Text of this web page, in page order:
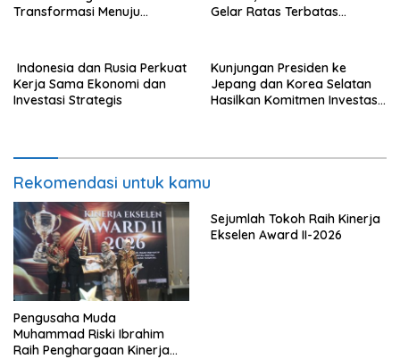
Transformasi Menuju
Gelar Ratas Terbatas
Indonesia dan Rusia Perkuat
Kerja Sama Ekonomi dan
Investasi Strategis
Kunjungan Presiden ke
Jepang dan Korea Selatan
Hasilkan Komitmen Investasi
Rekomendasi untuk kamu
Pengusaha Muda
Muhammad Riski Ibrahim
Raih Penghargaan Kinerja
Sejumlah Tokoh Raih Kinerja
Ekselen Award II-2026